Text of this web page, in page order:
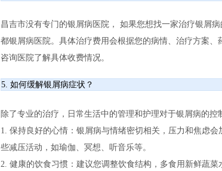
昌吉市没有专门的银屑病医院， 如果您想找一家治疗银屑
都银屑病医院。具体治疗费用会根据您的病情、治疗方案
咨询医院了解具体收费情况。
5. 如何缓解银屑病症状？
除了专业的治疗，日常生活中的管理和护理对于银屑病的控
1. 保持良好的心情：银屑病与情绪密切相关，压力和焦虑
些减压活动，如瑜伽、冥想、听音乐等。
2. 健康的饮食习惯：建议您调整饮食结构，多食用新鲜蔬